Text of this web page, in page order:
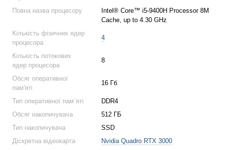
Повна назва процесору
Intel® Core™ i5-9400H Processor 8M
Cache, up to 4.30 GHz
Кількість фізичних ядер
процесора
4
Кількість потокових
ядер процесора
8
Обсяг оперативної
пам'яті
16 Гб
Тип оперативної пам`яті
DDR4
Обсяг накопичувача
512 ГБ
Тип накопичувача
SSD
Діскретна відеокарта
Nvidia Quadro RTX 3000